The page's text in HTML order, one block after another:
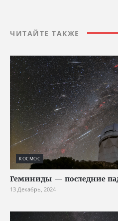
ЧИТАЙТЕ ТАКЖЕ
КОСМОС
Геминиды — последние
13 Декабрь, 2024